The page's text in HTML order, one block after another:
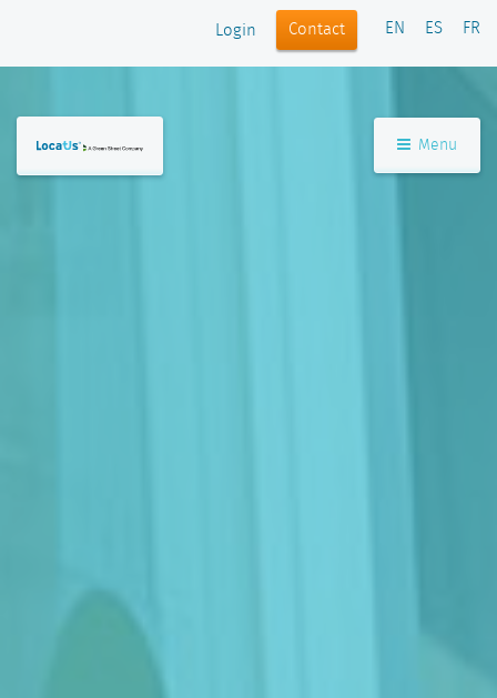
Login Contact EN ES FR
Menu